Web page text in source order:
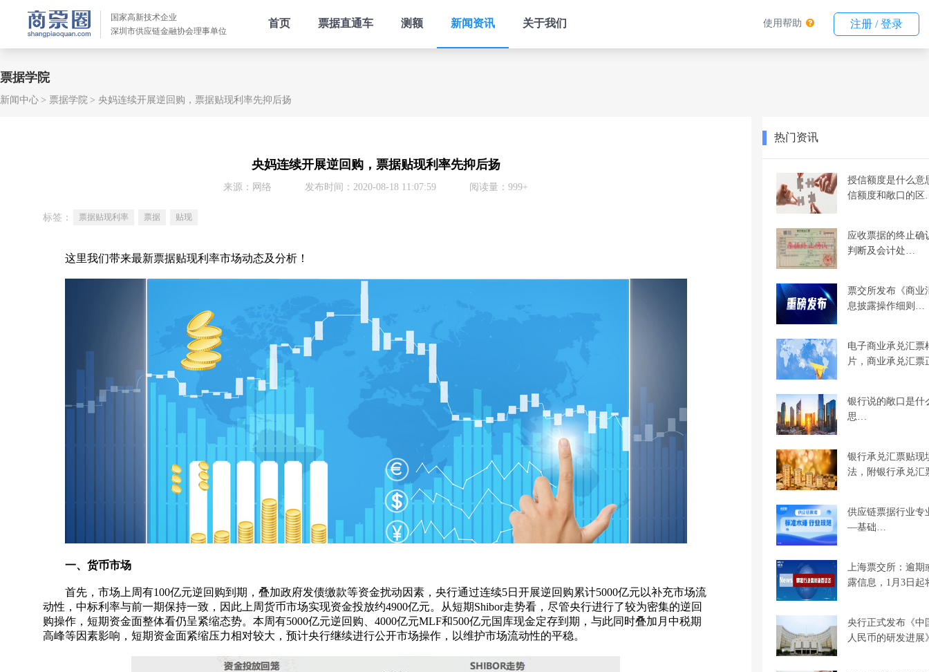
国家高新技术企业
深圳市供应链金融协会理事单位
首页 票据直通车 测额 新闻资讯 关于我们 使用帮助 注册 / 登录
票据学院
新闻中心 票据学院 央妈连续开展逆回购，票据贴现利率先抑后扬
央妈连续开展逆回购，票据贴现利率先抑后扬
来源：网络 发布时间：2020-08-18 11:07:59 阅读量：999+
标签： 票据贴现利率 票据 贴现
这里我们带来最新票据贴现利率市场动态及分析！
一、货币市场
首先，市场上周有100亿元逆回购到期，叠加政府发债缴款等资金扰动因素，央行通过连续5日开展逆回购累计5000亿元以补充市场流
动性，中标利率与前一期保持一致，因此上周货币市场实现资金投放约4900亿元。从短期Shibor走势看，尽管央行进行了较为密集的逆回
购操作，短期资金面整体看仍呈紧缩态势。本周有5000亿元逆回购、4000亿元MLF和500亿元国库现金定存到期，与此同时叠加月中税期
高峰等因素影响，短期资金面紧缩压力相对较大，预计央行继续进行公开市场操作，以维护市场流动性的平稳。
热门资讯
授信额度是什么意
信额度和敞口的
应收票据的终止确
判断及会计处…
票交所发布《商业
息披露操作细则…
电子商业承兑汇票
片，商业承兑汇
银行说的敞口是什
思…
银行承兑汇票贴现
法，附银行承兑
供应链票据行业专
—基础…
上海票交所：逾期
露信息，1月3日
央行正式发布《中
人民币的研发进